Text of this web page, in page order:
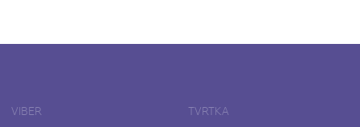
VIBER TVRTKA